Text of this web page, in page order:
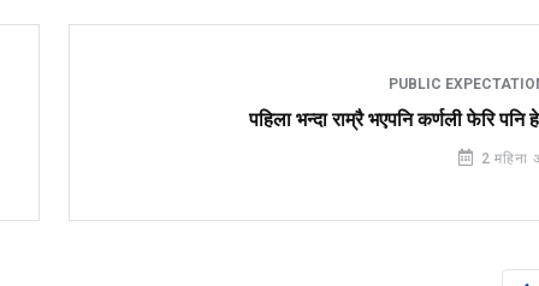
PUBLIC
पहिला भन्दा राम्रै भएपनि कर्णली फेरि पनि
2 महिना